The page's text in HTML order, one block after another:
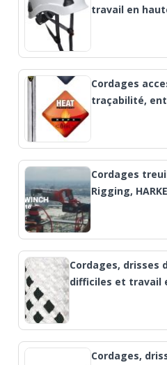
travail en
Cordages
traçabilité,
Cordages
Rigging,
Cordages, drisses
difficiles et travail
Cordages,